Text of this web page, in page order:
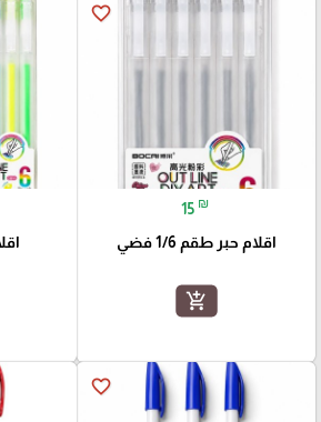
favorite_border
15 ₪
اقلام حبر طقم 1/6 فضي
add_shopping_cart
favorite_border